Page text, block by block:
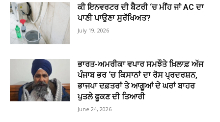
ਕੀ ਇਨਵਰਟਰ ਦੀ ਬੈਟਰੀ ‘ਚ ਮੀਂਹ ਜਾਂ AC ਦਾ
ਪਾਣੀ ਪਾਉਣਾ ਸੁਰੱਖਿਅਤ?
July 19, 2026
ਭਾਰਤ-ਅਮਰੀਕਾ ਵਪਾਰ ਸਮਝੌਤੇ ਖ਼ਿਲਾਫ਼ ਅੱਜ
ਪੰਜਾਬ ਭਰ ‘ਚ ਕਿਸਾਨਾਂ ਦਾ ਰੋਸ ਪ੍ਰਦਰਸ਼ਨ,
ਭਾਜਪਾ ਦਫ਼ਤਰਾਂ ਤੇ ਆਗੂਆਂ ਦੇ ਘਰਾਂ ਬਾਹਰ
ਪੁਤਲੇ ਫੂਕਣ ਦੀ ਤਿਆਰੀ
June 24, 2026